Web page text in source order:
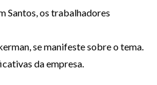
Santos, os trabalhadores
se manifeste sobre o tema.
da empresa.